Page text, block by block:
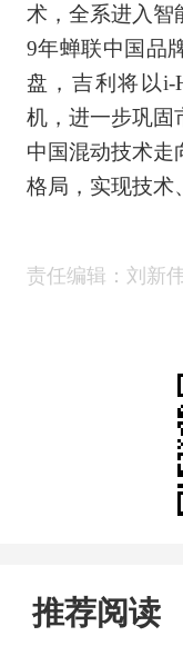
术，全系进入智
9年蝉联中国品
盘，吉利将以i-
机，进一步巩固
中国混动技术走
格局，实现技术
责任编辑：刘新
推荐阅读